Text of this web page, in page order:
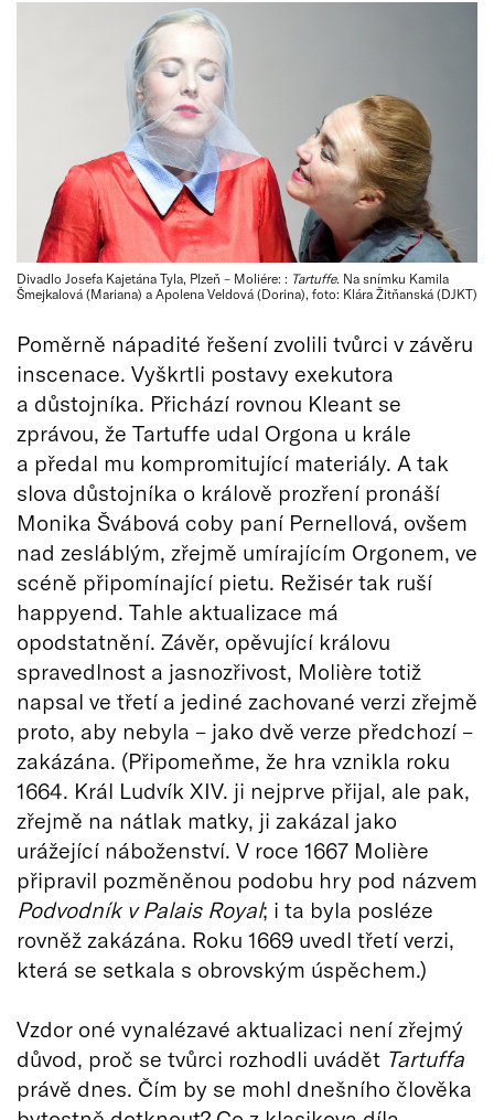
Divadlo Josefa Kajetána Tyla, Plzeň – Moliére: : Tartuffe. Na snímku Kamila
Šmejkalová (Mariana) a Apolena Veldová (Dorina), foto: Klára Žitňanská (DJKT)
Poměrně nápadité řešení zvolili tvůrci v závěru
inscenace. Vyškrtli postavy exekutora
a důstojníka. Přichází rovnou Kleant se
zprávou, že Tartuffe udal Orgona u krále
a předal mu kompromitující materiály. A tak
slova důstojníka o králově prozření pronáší
Monika Švábová coby paní Pernellová, ovšem
nad zesláblým, zřejmě umírajícím Orgonem, ve
scéně připomínající pietu. Režisér tak ruší
happyend. Tahle aktualizace má
opodstatnění. Závěr, opěvující královu
spravedlnost a jasnozřivost, Molière totiž
napsal ve třetí a jediné zachované verzi zřejmě
proto, aby nebyla – jako dvě verze předchozí –
zakázána. (Připomeňme, že hra vznikla roku
1664. Král Ludvík XIV. ji nejprve přijal, ale pak,
zřejmě na nátlak matky, ji zakázal jako
urážející náboženství. V roce 1667 Molière
připravil pozměněnou podobu hry pod názvem
Podvodník v Palais Royal; i ta byla posléze
rovněž zakázána. Roku 1669 uvedl třetí verzi,
která se setkala s obrovským úspěchem.)
Vzdor oné vynalézavé aktualizaci není zřejmý
důvod, proč se tvůrci rozhodli uvádět Tartuffa
právě dnes. Čím by se mohl dnešního člověka